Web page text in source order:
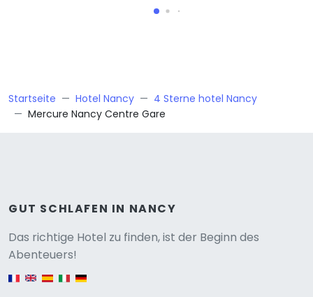
Startseite Hotel Nancy
4 Sterne hotel Nancy
Mercure Nancy Centre Gare
GUT SCHLAFEN IN NANCY
Das richtige Hotel zu finden, ist der Beginn des
Abenteuers!
English version